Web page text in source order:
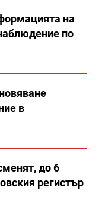
на
по
в
до 6
регистър